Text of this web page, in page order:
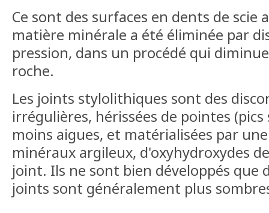
Ce sont des surfaces en dents de scie
matière minérale a été éliminée par
pression, dans un procédé qui
roche.
Les joints stylolithiques sont des
irrégulières, hérissées de pointes
moins aigues, et matérialisées par
minéraux argileux, d'oxyhydroxydes
joint. Ils ne sont bien développés que
joints sont généralement plus